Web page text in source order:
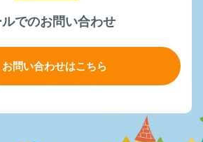
ルでのお問い合わせ
お問い合わせはこちら